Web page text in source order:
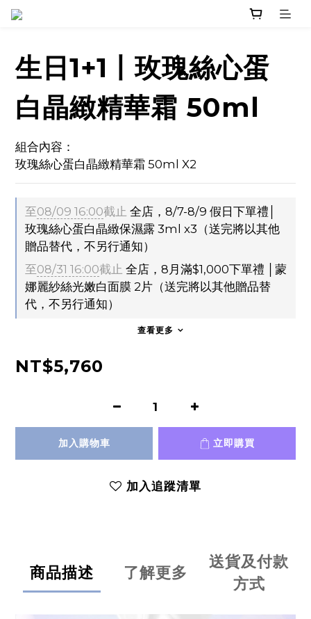
生日1+1丨玫瑰絲心蛋
白晶緻精華霜 50ml
組合內容：
玫瑰絲心蛋白晶緻精華霜 50ml X2
至08/09 16:00截止 全店，8/7-8/9 假日下單禮│
玫瑰絲心蛋白晶緻保濕露 3ml x3（送完將以其他
贈品替代，不另行通知）
至08/31 16:00截止 全店，8月滿$1,000下單禮 │蒙
娜麗紗絲光嫩白面膜 2片（送完將以其他贈品替
代，不另行通知）
查看更多
NT$5,760
加入購物車 立即購買
加入追蹤清單
商品描述 了解更多
送貨及付款
方式